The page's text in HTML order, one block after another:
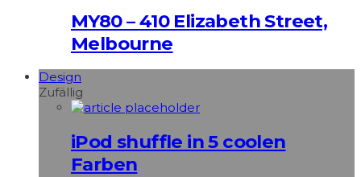
MY80 – 410 Elizabeth Street,
Melbourne
Design
Zufällig
iPod shuffle in 5 coolen
Farben